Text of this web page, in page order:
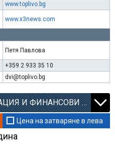
www.toplivo.bg
www.x3news.com
Петя Павлова
+359 2 933 35 10
dvi@toplivo.bg
ИСТОРИЧЕСКА ИНФОРМАЦИЯ И ФИНАНСОВИ КОЕФИЦИЕНТИ
Цена на затваряне в лева